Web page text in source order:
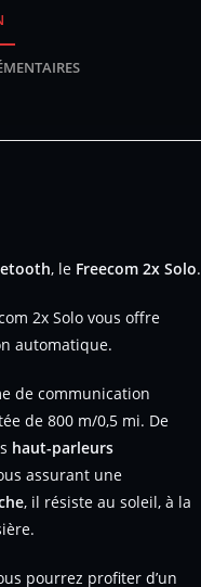
, le Freecom 2x Solo.
2x Solo vous offre
automatique.
de communication
de 800 m/0,5 mi. De
haut-parleurs
assurant une
, il résiste au soleil, à la
pourrez profiter d’un